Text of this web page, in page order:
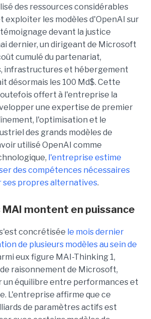
des ressources considérables
exploiter les modèles d'OpenAI sur
devant la justice
dernier, un dirigeant de Microsoft
cumulé du partenariat,
infrastructures et hébergement
désormais les 100 Md$. Cette
offert à l'entreprise la
une expertise de premier
l'optimisation et le
des grands modèles de
utilisé OpenAI comme
l'entreprise estime
des compétences nécessaires
ses propres alternatives.
montent en puissance
concrétisée le mois dernier
de plusieurs modèles au sein de
eux figure MAI-Thinking 1,
raisonnement de Microsoft,
un équilibre entre performances et
L'entreprise affirme que ce
de paramètres actifs est